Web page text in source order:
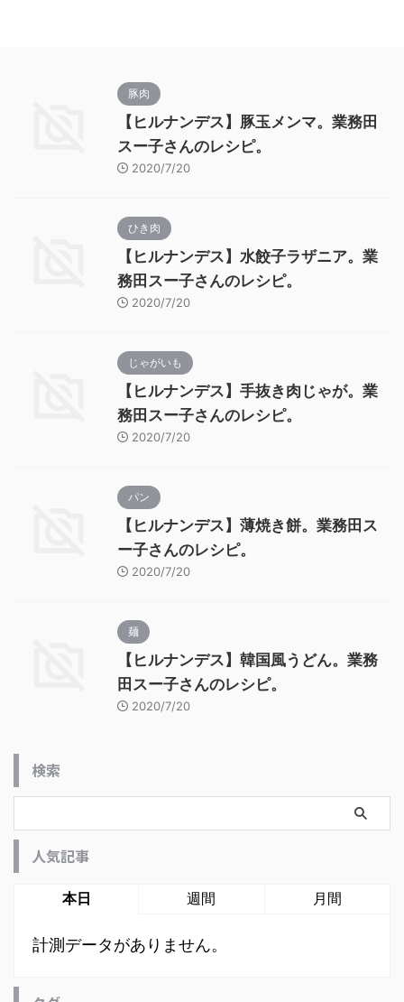
豚肉
【ヒルナンデス】豚玉メンマ。業務田
スー子さんのレシピ。
2020/7/20
ひき肉
【ヒルナンデス】水餃子ラザニア。業
務田スー子さんのレシピ。
2020/7/20
じゃがいも
【ヒルナンデス】手抜き肉じゃが。業
務田スー子さんのレシピ。
2020/7/20
パン
【ヒルナンデス】薄焼き餅。業務田ス
ー子さんのレシピ。
2020/7/20
麺
【ヒルナンデス】韓国風うどん。業務
田スー子さんのレシピ。
2020/7/20
検索
人気記事
本日 週間 月間
計測データがありません。